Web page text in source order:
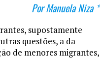
Por Manuela Niza *
supostamente
questões, a da
de menores migrantes,